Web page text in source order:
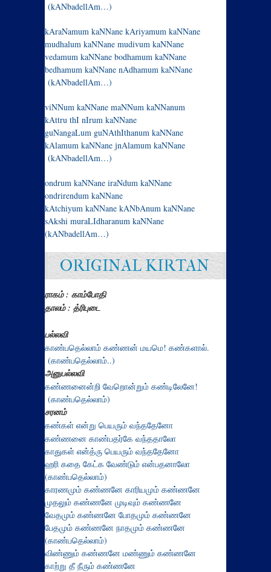
(kANbadellAm…)
kAraNamum kaNNane kAriyamum kaNNane
mudhalum kaNNane mudivum kaNNane
vedamum kaNNane bodhamum kaNNane
bedhamum kaNNane nAdhamum kaNNane
(kANbadellAm…)
viNNum kaNNane maNNum kaNNanum
kAttru thI nIrum kaNNane
guNangaLum guNAthIthanum kaNNane
kAlamum kaNNane jnAlamum kaNNane
(kANbadellAm…)
ondrum kaNNane iraNdum kaNNane
ondrirendum kaNNane
kAtchiyum kaNNane kANbAnum kaNNane
sAkshi muraLIdharanum kaNNane
(kANbadellAm…)
ORIGINAL KIRTAN
ராகம் : காம்போதி
தாலம் : த்ரிபுடை
பல்லவி
காண்பதெல்லாம் கண்ணன் மயமெ! கண்களால்.
(காண்பதெல்லாம்..)
அனுபல்லவி
கண்ணனைன்றி வேறொன்றும் கண்டிலேனே!
(காண்பதெல்லாம்)
சரனம்
கண்கள் என்று பெயரும் வந்ததேனோ
கண்ணனை காண்பதர்கே வந்ததாலோ
காதுகள் என்த்ரு பெயரும் வந்ததேனோ
ஹரி கதை கேட்க வேண்டும் என்பதனாலோ
(காண்பதெல்லாம்)
காரணமும் கண்ணனே காரியமும் கண்ணனே
முதலும் கண்ணனே முடிவும் கண்ணனே
வேதமும் கண்ணனே போதமும் கண்ணனே
பேதமும் கண்ணனே நாதமும் கண்ணனே
(காண்பதெல்லாம்)
விண்ணும் கண்ணனே மண்ணும் கண்ணனே
காற்று தீ நீரும் கண்ணனே